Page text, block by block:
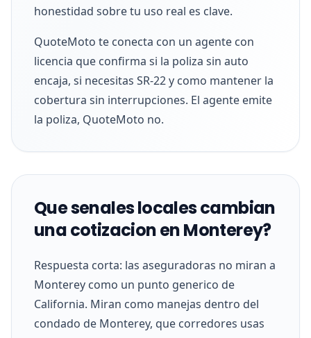
honestidad sobre tu uso real es clave.
QuoteMoto te conecta con un agente con
licencia que confirma si la poliza sin auto
encaja, si necesitas SR-22 y como mantener la
cobertura sin interrupciones. El agente emite
la poliza, QuoteMoto no.
Que senales locales cambian
una cotizacion en Monterey?
Respuesta corta: las aseguradoras no miran a
Monterey como un punto generico de
California. Miran como manejas dentro del
condado de Monterey, que corredores usas